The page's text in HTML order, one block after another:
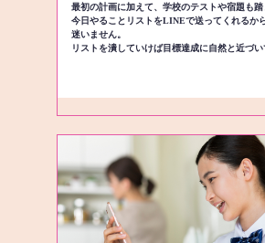
最初の計画に加えて、学校のテストや宿題も
今日やることリストをLINEで送ってくれるか
迷いません。
リストを潰していけば目標達成に自然と近づい